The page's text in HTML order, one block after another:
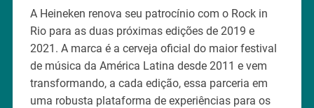
A Heineken renova seu patrocínio com o Rock in
Rio para as duas próximas edições de 2019 e
2021. A marca é a cerveja oficial do maior festival
de música da América Latina desde 2011 e vem
transformando, a cada edição, essa parceria em
uma robusta plataforma de experiências para os